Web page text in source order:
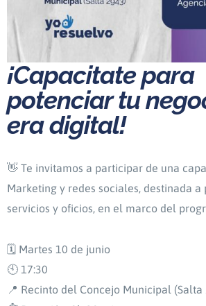
¡Capacitate para
potenciar tu
era digital!
👋 Te invitamos a participar de una
Marketing y redes sociales, destinada a
servicios y oficios, en el marco del
🗓 Martes 10 de junio
🕙 17:30
📍 Recinto del Concejo Municipal (Salta